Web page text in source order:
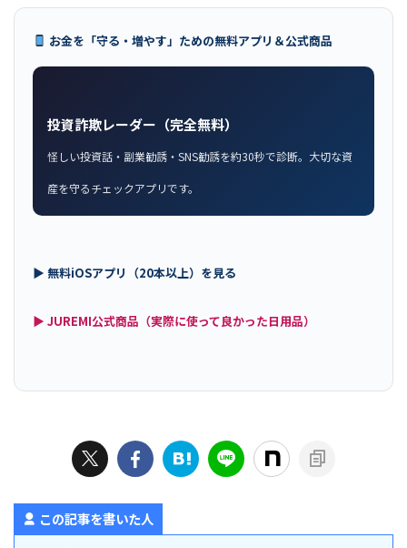
お金を「守る・増やす」ための無料アプリ＆公式商品
投資詐欺レーダー（完全無料）
怪しい投資話・副業勧誘・SNS勧誘を約30秒で診断。大切な資
産を守るチェックアプリです。
▶ 無料iOSアプリ（20本以上）を見る
▶ JUREMI公式商品（実際に使って良かった日用品）
この記事を書いた人